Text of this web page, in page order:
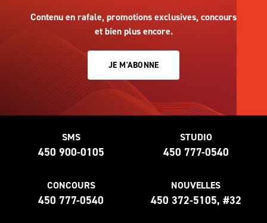
Contenu en rafale, promotions exclusives, concours
et bien plus encore.
JE M'ABONNE
SMS
450 900-0105
STUDIO
450 777-0540
CONCOURS
450 777-0540
NOUVELLES
450 372-5105, #32